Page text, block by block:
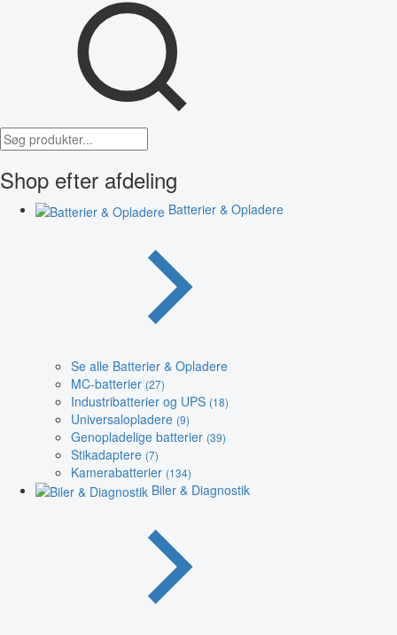
Shop efter afdeling
Batterier & Opladere
Se alle Batterier & Opladere
MC-batterier (27)
Industribatterier og UPS (18)
Universalopladere (9)
Genopladelige batterier (39)
Stikadaptere (7)
Kamerabatterier (134)
Biler & Diagnostik